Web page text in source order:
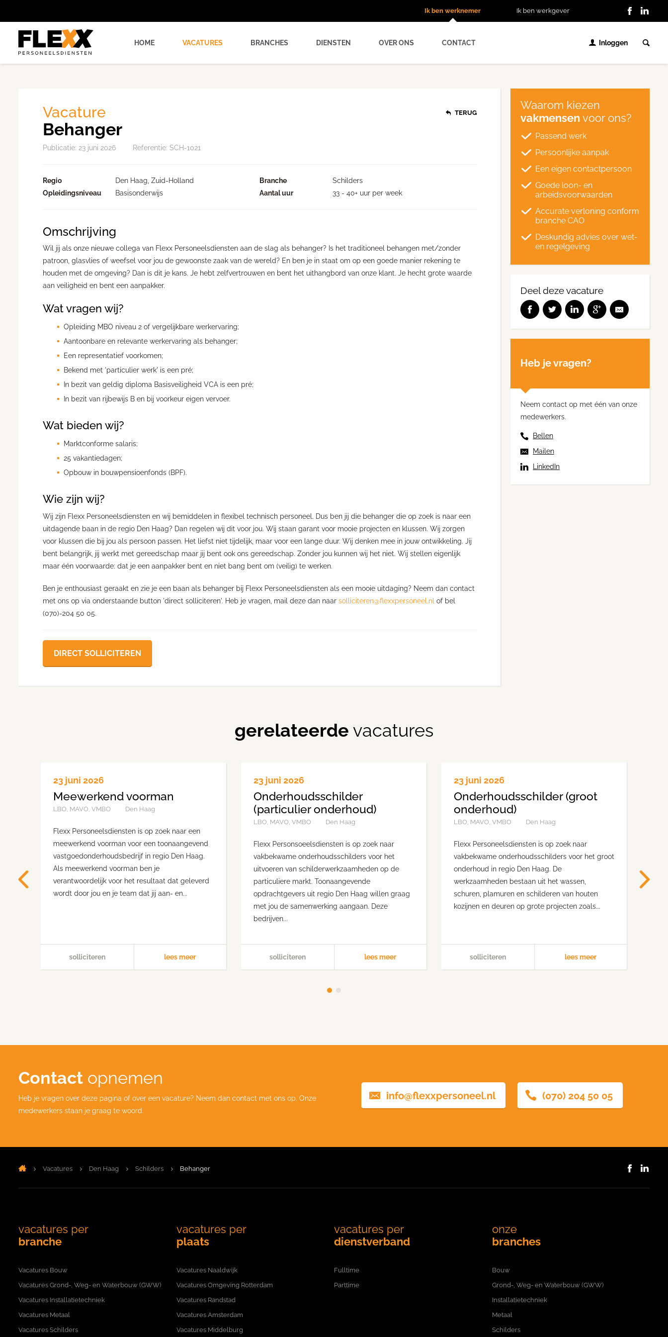
Ik ben werknemer Ik ben werkgever
HOME VACATURES BRANCHES DIENSTEN OVER ONS CONTACT Inloggen
TERUG
Vacature
Behanger
Publicatie: 23 juni 2026 Referentie: SCH-1021
Regio
Den Haag, Zuid-Holland
Opleidingsniveau
Basisonderwijs
Branche
Schilders
Aantal uur
33 - 40+ uur per week
Omschrijving
Wil jij als onze nieuwe collega van Flexx Personeelsdiensten aan de slag als behanger? Is het traditioneel behangen met/zonder
patroon, glasvlies of weefsel voor jou de gewoonste zaak van de wereld? En ben je in staat om op een goede manier rekening te
houden met de omgeving? Dan is dit je kans. Je hebt zelfvertrouwen en bent het uithangbord van onze klant. Je hecht grote waarde
aan veiligheid en bent een aanpakker.
Wat vragen wij?
Opleiding MBO niveau 2 of vergelijkbare werkervaring;
Aantoonbare en relevante werkervaring als behanger;
Een representatief voorkomen;
Bekend met 'particulier werk' is een pré;
In bezit van geldig diploma Basisveiligheid VCA is een pré;
In bezit van rijbewijs B en bij voorkeur eigen vervoer.
Wat bieden wij?
Marktconforme salaris;
25 vakantiedagen;
Opbouw in bouwpensioenfonds (BPF).
Wie zijn wij?
Wij zijn Flexx Personeelsdiensten en wij bemiddelen in flexibel technisch personeel. Dus ben jij die behanger die op zoek is naar een
uitdagende baan in de regio Den Haag? Dan regelen wij dit voor jou. Wij staan garant voor mooie projecten en klussen. Wij zorgen
voor klussen die bij jou als persoon passen. Het liefst niet tijdelijk, maar voor een lange duur. Wij denken mee in jouw ontwikkeling. Jij
bent belangrijk, jij werkt met gereedschap maar jij bent ook ons gereedschap. Zonder jou kunnen wij het niet. Wij stellen eigenlijk
maar één voorwaarde: dat je een aanpakker bent en niet bang bent om (veilig) te werken.
Ben je enthousiast geraakt en zie je een baan als behanger bij Flexx Personeelsdiensten als een mooie uitdaging? Neem dan contact
met ons op via onderstaande button 'direct solliciteren'. Heb je vragen, mail deze dan naar solliciteren@flexxpersoneel.nl of bel
(070)-204 50 05.
DIRECT SOLLICITEREN
Waarom kiezen
vakmensen voor ons?
Passend werk
Persoonlijke aanpak
Een eigen contactpersoon
Goede loon- en
arbeidsvoorwaarden
Accurate verloning conform
branche CAO
Deskundig advies over wet-
en regelgeving
Deel deze vacature
Heb je vragen?
Neem contact op met één van onze
medewerkers.
Bellen
Mailen
LinkedIn
gerelateerde vacatures
23 juni 2026
Meewerkend voorman
LBO, MAVO, VMBO Den Haag
Flexx Personeelsdiensten is op zoek naar een
meewerkend voorman voor een toonaangevend
vastgoedonderhoudsbedrijf in regio Den Haag.
Als meewerkend voorman ben je
verantwoordelijk voor het resultaat dat geleverd
wordt door jou en je team dat jij aan- en...
solliciteren lees meer
23 juni 2026
Onderhoudsschilder
(particulier onderhoud)
LBO, MAVO, VMBO Den Haag
Flexx Personsoeelsdiensten is op zoek naar
vakbekwame onderhoudsschilders voor het
uitvoeren van schilderwerkzaamheden op de
particuliere markt. Toonaangevende
opdrachtgevers uit regio Den Haag willen graag
met jou de samenwerking aangaan. Deze
bedrijven...
solliciteren lees meer
23 juni 2026
Onderhoudsschilder (groot
onderhoud)
LBO, MAVO, VMBO Den Haag
Flexx Personeelsdiensten is op zoek naar
vakbekwame onderhoudsschilders voor het groot
onderhoud in regio Den Haag. De
werkzaamheden bestaan uit het wassen,
schuren, plamuren en schilderen van houten
kozijnen en deuren op grote projecten zoals...
solliciteren lees meer
Contact opnemen
Heb je vragen over deze pagina of over een vacature? Neem dan contact met ons op. Onze
medewerkers staan je graag te woord.
info@flexxpersoneel.nl (070) 204 50 05
Vacatures Den Haag Schilders Behanger
vacatures per
branche
Vacatures Bouw
Vacatures Grond-, Weg- en Waterbouw (GWW)
Vacatures Installatietechniek
Vacatures Metaal
Vacatures Schilders
vacatures per
plaats
Vacatures Naaldwijk
Vacatures Omgeving Rotterdam
Vacatures Randstad
Vacatures Amsterdam
Vacatures Middelburg
vacatures per
dienstverband
Fulltime
Parttime
onze
branches
Bouw
Grond-, Weg- en Waterbouw (GWW)
Installatietechniek
Metaal
Schilders